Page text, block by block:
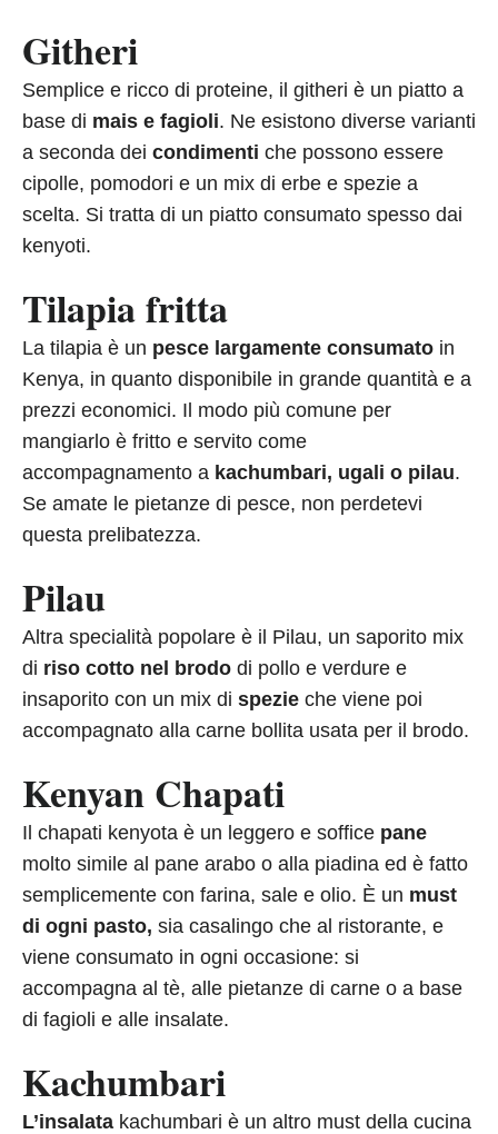
Githeri
Semplice e ricco di proteine, il githeri è un piatto a
base di mais e fagioli. Ne esistono diverse varianti
a seconda dei condimenti che possono essere
cipolle, pomodori e un mix di erbe e spezie a
scelta. Si tratta di un piatto consumato spesso dai
kenyoti.
Tilapia fritta
La tilapia è un pesce largamente consumato in
Kenya, in quanto disponibile in grande quantità e a
prezzi economici. Il modo più comune per
mangiarlo è fritto e servito come
accompagnamento a kachumbari, ugali o pilau.
Se amate le pietanze di pesce, non perdetevi
questa prelibatezza.
Pilau
Altra specialità popolare è il Pilau, un saporito mix
di riso cotto nel brodo di pollo e verdure e
insaporito con un mix di spezie che viene poi
accompagnato alla carne bollita usata per il brodo.
Kenyan Chapati
Il chapati kenyota è un leggero e soffice pane
molto simile al pane arabo o alla piadina ed è fatto
semplicemente con farina, sale e olio. È un must
di ogni pasto, sia casalingo che al ristorante, e
viene consumato in ogni occasione: si
accompagna al tè, alle pietanze di carne o a base
di fagioli e alle insalate.
Kachumbari
L’insalata kachumbari è un altro must della cucina